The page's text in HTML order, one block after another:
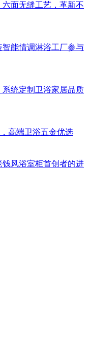
面无缝工艺，革新不
能情调淋浴工厂参与
统定制卫浴家居品质
高端卫浴五金优选
风浴室柜首创者的进